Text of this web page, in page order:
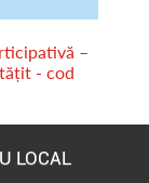
–
- cod
LOCAL